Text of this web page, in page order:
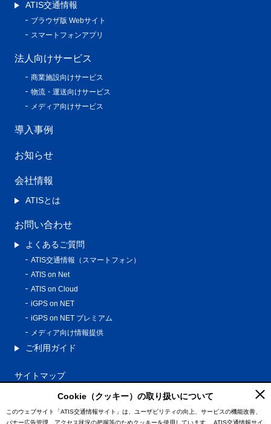
ATIS交通情報
ブラウザ版 Webサイト
スマートフォンアプリ
法人向けサービス
商業施設向けサービス
物流・運送向けサービス
メディア向けサービス
導入事例
お知らせ
会社情報
ATISとは
お問い合わせ
よくあるご質問
ATIS交通情報（スマートフォン）
ATIS on Net
ATIS on Cloud
iGPS on NET
iGPS on NET プレミアム
メディア向け情報提供
ご利用ガイド
サイトマップ
プライバシーポリシー
利用規約
Cookie（クッキー）の取り扱いについて
このウェブサイト「ATIS交通情報サイト」は、ユーザビリティの向上、サービスの機能改善、
バナー広告管理、アクセス状況の把握等のためクッキーを使用しています。
ATIS交通情報サイ